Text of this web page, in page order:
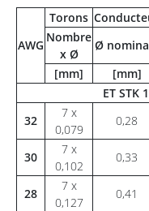
AWG
Torons
Nombre
x Ø
Ø
[mm]
[mm]
ET STK
32
7 x
0,079
0,28
30
7 x
0,102
0,33
28
7 x
0,127
0,41